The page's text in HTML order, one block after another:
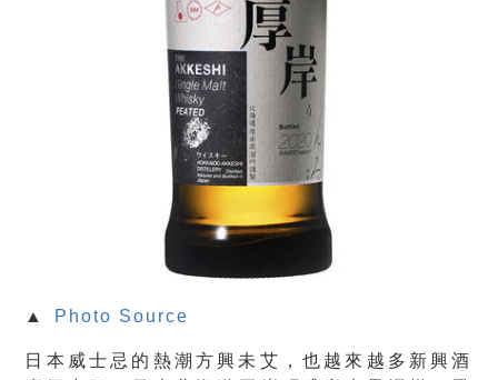
▲ Photo Source
日本威士忌的熱潮方興未艾，也越來越多新興酒